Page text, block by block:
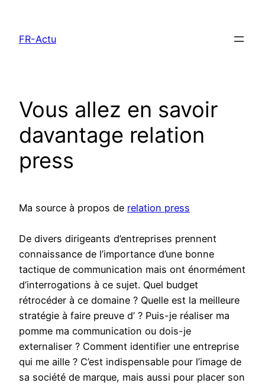
contenu
FR-Actu
Vous allez en savoir
davantage relation
press
Ma source à propos de relation press
De divers dirigeants d’entreprises prennent
connaissance de l’importance d’une bonne
tactique de communication mais ont énormément
d’interrogations à ce sujet. Quel budget
rétrocéder à ce domaine ? Quelle est la meilleure
stratégie à faire preuve d’ ? Puis-je réaliser ma
pomme ma communication ou dois-je
externaliser ? Comment identifier une entreprise
qui me aille ? C’est indispensable pour l’image de
sa société de marque, mais aussi pour placer son